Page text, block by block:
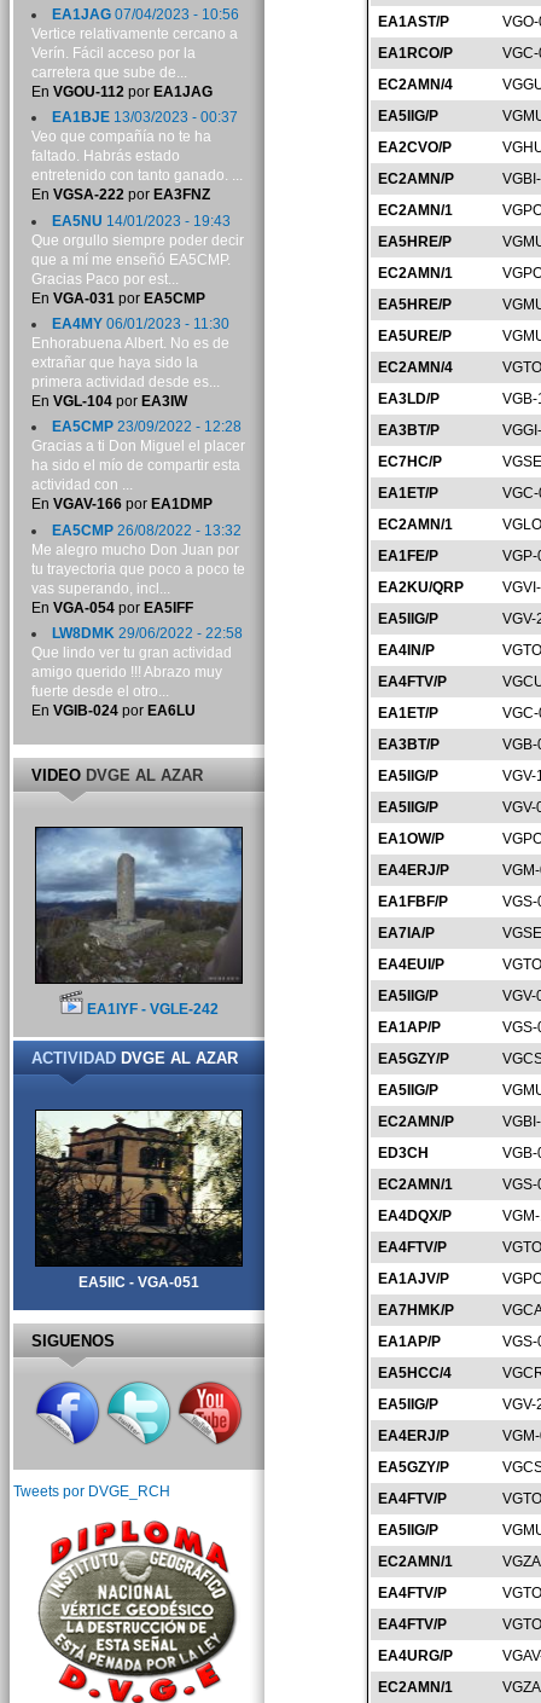
EA1AST/P
EA1RCO/P
EC2AMN/4
EA5IIG/P
EA2CVO/P
EC2AMN/P
EC2AMN/1
EA5HRE/P
EC2AMN/1
EA5HRE/P
EA5URE/P
EC2AMN/4
EA3LD/P
EA3BT/P
EC7HC/P
EA1ET/P
EC2AMN/1
EA1FE/P
EA2KU/QRP
EA5IIG/P
VGV-
EA4IN/P
EA4FTV/P
EA1ET/P
EA3BT/P
EA5IIG/P
VGV-
EA5IIG/P
VGV-
EA1OW/P
EA4ERJ/P
EA1FBF/P
VGS-
EA7IA/P
EA4EUI/P
EA5IIG/P
VGV-
EA1AP/P
EA5GZY/P
EA5IIG/P
EC2AMN/P
ED3CH
EC2AMN/1
EA4DQX/P
EA4FTV/P
EA1AJV/P
EA7HMK/P
EA1AP/P
EA5HCC/4
EA5IIG/P
VGV-
EA4ERJ/P
EA5GZY/P
EA4FTV/P
EA5IIG/P
EC2AMN/1
EA4FTV/P
EA4FTV/P
EA4URG/P
EC2AMN/1
EA1JAG07/04/2023 - 10:56
Vertice relativamente cercano a
Verín. Fácil acceso por la
carretera que sube de...
En VGOU-112por EA1JAG
EA1BJE13/03/2023 - 00:37
Veo que compañía no te ha
faltado. Habrás estado
entretenido con tanto ganado. ...
En VGSA-222por EA3FNZ
EA5NU 14/01/2023 - 19:43
Que orgullo siempre poder decir
que a mí me enseñó EA5CMP.
Gracias Paco por est...
En VGA-031 por EA5CMP
EA4MY06/01/2023 - 11:30
Enhorabuena Albert. No es de
extrañar que haya sido la
primera actividad desde es...
En VGL-104por EA3IW
EA5CMP23/09/2022 - 12:28
Gracias a ti Don Miguel el placer
ha sido el mío de compartir esta
actividad con ...
En VGAV-166por EA1DMP
EA5CMP26/08/2022 - 13:32
Me alegro mucho Don Juan por
tu trayectoria que poco a poco te
vas superando, incl...
En VGA-054por EA5IFF
LW8DMK29/06/2022 - 22:58
Que lindo ver tu gran actividad
amigo querido !!! Abrazo muy
fuerte desde el otro...
En VGIB-024por EA6LU
VIDEODVGE AL AZAR
EA1IYF - VGLE-242
ACTIVIDADDVGE AL AZAR
EA5IIC - VGA-051
SIGUENOS
Tweets por DVGE_RCH